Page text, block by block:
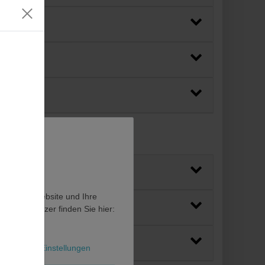
diese Website und Ihre
als Nutzer finden Sie hier:
Weitere Einstellungen